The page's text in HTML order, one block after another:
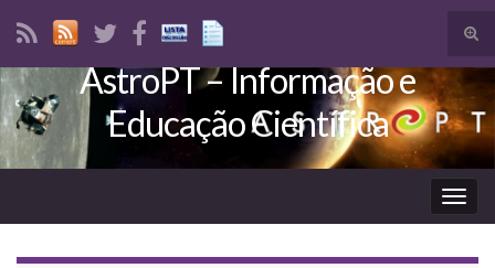
Search for:
AstroPT – Informação e
Educação Científica